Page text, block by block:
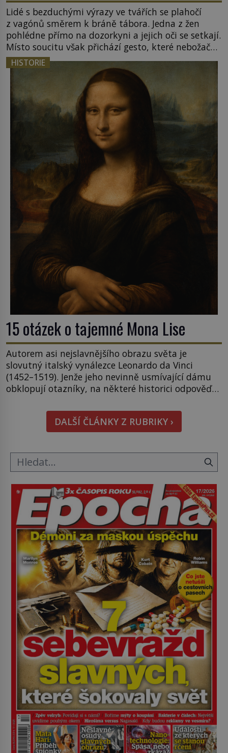
Lidé s bezduchými výrazy ve tvářích se plahočí
z vagónů směrem k bráně tábora. Jedna z žen
pohlédne přímo na dozorkyni a jejich oči se setkají.
Místo soucitu však přichází gesto, které nebožačku
posílá rovnou do plynové komory. Jména jako
Rudolf Höss (1901–1947), Josef Mengele (1911–
1979) či Heinrich Himmler (1900–1945) zná každý,
o koho se historie jen otřela. Jenže […]
HISTORIE
15 otázek o tajemné Mona Lise
Autorem asi nejslavnějšího obrazu světa je
slovutný italský vynálezce Leonardo da Vinci
(1452–1519). Jenže jeho nevinně usmívající dámu
obklopují otazníky, na některé historici odpověď
pověsil Napoleon? Samotný císař Napoleon
Bonaparte (1769–1821) má pro malbu slabost, a
tak si ji ještě jako první konzul přemístí do své
DALŠÍ ČLÁNKY Z RUBRIKY ›